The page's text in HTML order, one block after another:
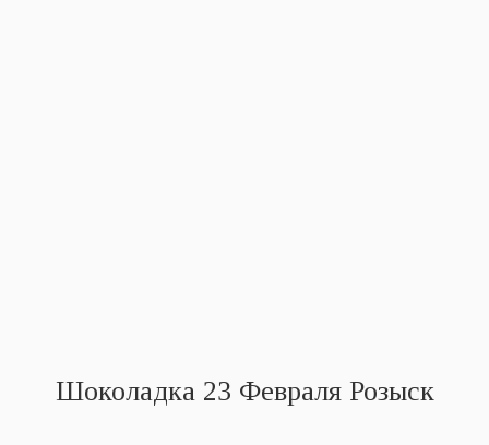
Шоколадка 23 Февраля Розыск